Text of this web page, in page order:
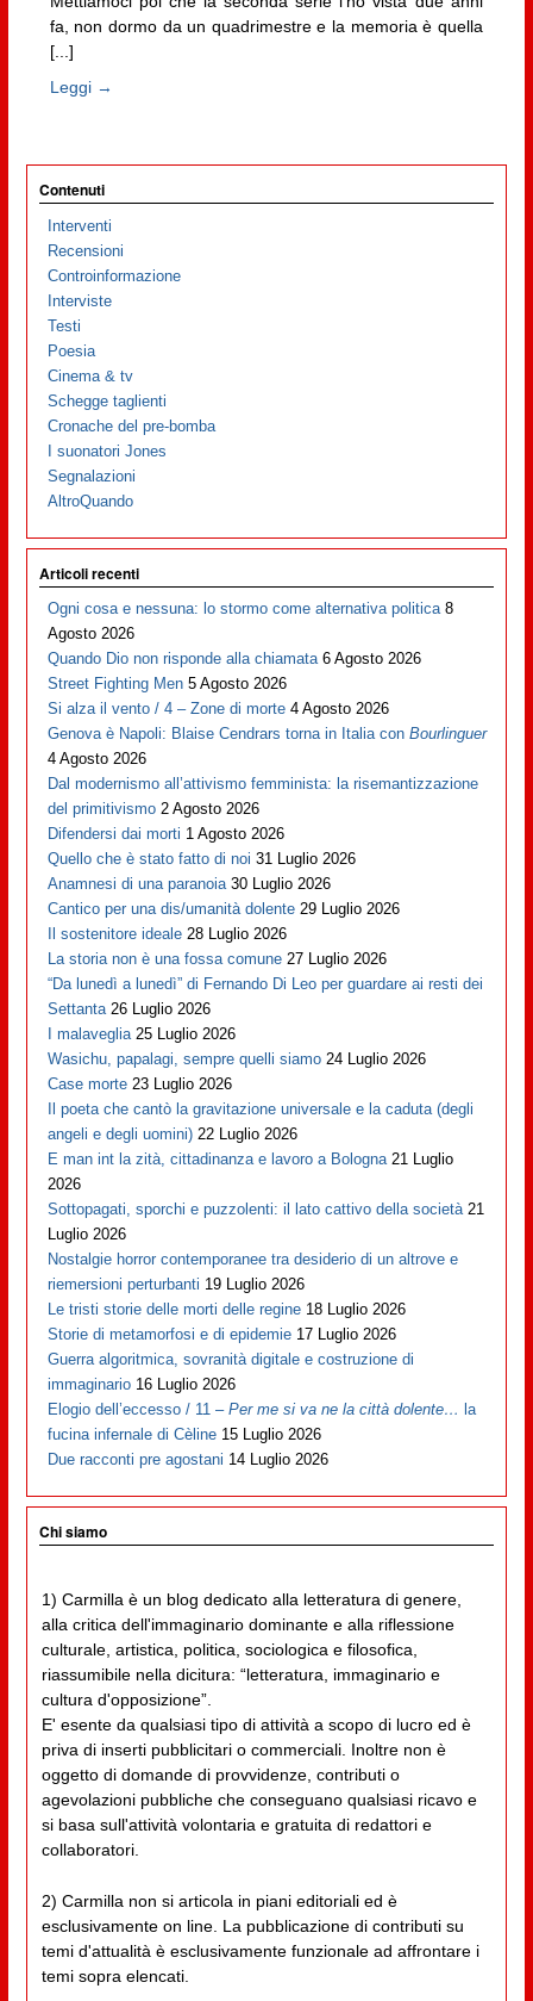
fa, non dormo da un quadrimestre e la memoria è quella
[...]
Leggi →
Contenuti
Interventi
Recensioni
Controinformazione
Interviste
Testi
Poesia
Cinema & tv
Schegge taglienti
Cronache del pre-bomba
I suonatori Jones
Segnalazioni
AltroQuando
Articoli recenti
Ogni cosa e nessuna: lo stormo come alternativa politica 8
Agosto 2026
Quando Dio non risponde alla chiamata 6 Agosto 2026
Street Fighting Men 5 Agosto 2026
Si alza il vento / 4 – Zone di morte 4 Agosto 2026
Genova è Napoli: Blaise Cendrars torna in Italia conBourlinguer
4 Agosto 2026
Dal modernismo all’attivismo femminista: la risemantizzazione
del primitivismo 2 Agosto 2026
Difendersi dai morti 1 Agosto 2026
Quello che è stato fatto di noi 31 Luglio 2026
Anamnesi di una paranoia 30 Luglio 2026
Cantico per una dis/umanità dolente 29 Luglio 2026
Il sostenitore ideale 28 Luglio 2026
La storia non è una fossa comune 27 Luglio 2026
“Da lunedì a lunedì” di Fernando Di Leo per guardare ai resti dei
Settanta 26 Luglio 2026
I malaveglia 25 Luglio 2026
Wasichu, papalagi, sempre quelli siamo 24 Luglio 2026
Case morte 23 Luglio 2026
Il poeta che cantò la gravitazione universale e la caduta (degli
angeli e degli uomini) 22 Luglio 2026
E man int la zità, cittadinanza e lavoro a Bologna 21 Luglio
2026
Sottopagati, sporchi e puzzolenti: il lato cattivo della società 21
Luglio 2026
Nostalgie horror contemporanee tra desiderio di un altrove e
riemersioni perturbanti 19 Luglio 2026
Le tristi storie delle morti delle regine 18 Luglio 2026
Storie di metamorfosi e di epidemie 17 Luglio 2026
Guerra algoritmica, sovranità digitale e costruzione di
immaginario 16 Luglio 2026
Elogio dell’eccesso / 11 –Per me si va ne la città dolente… la
fucina infernale di Cèline 15 Luglio 2026
Due racconti pre agostani 14 Luglio 2026
Chi siamo
1) Carmilla è un blog dedicato alla letteratura di genere,
alla critica dell'immaginario dominante e alla riflessione
culturale, artistica, politica, sociologica e filosofica,
riassumibile nella dicitura: “letteratura, immaginario e
cultura d'opposizione”.
E' esente da qualsiasi tipo di attività a scopo di lucro ed è
priva di inserti pubblicitari o commerciali. Inoltre non è
oggetto di domande di provvidenze, contributi o
agevolazioni pubbliche che conseguano qualsiasi ricavo e
si basa sull'attività volontaria e gratuita di redattori e
collaboratori.
2) Carmilla non si articola in piani editoriali ed è
esclusivamente on line. La pubblicazione di contributi su
temi d'attualità è esclusivamente funzionale ad affrontare i
temi sopra elencati.